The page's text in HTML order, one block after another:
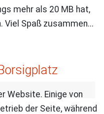
mehr als 20 MB hat,
Viel Spaß zusammen...
Website. Einige von
der Seite, während